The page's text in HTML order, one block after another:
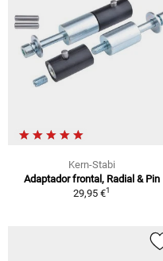
Kern-Stabi
Adaptador frontal, Radial & Pin
29,95 €1